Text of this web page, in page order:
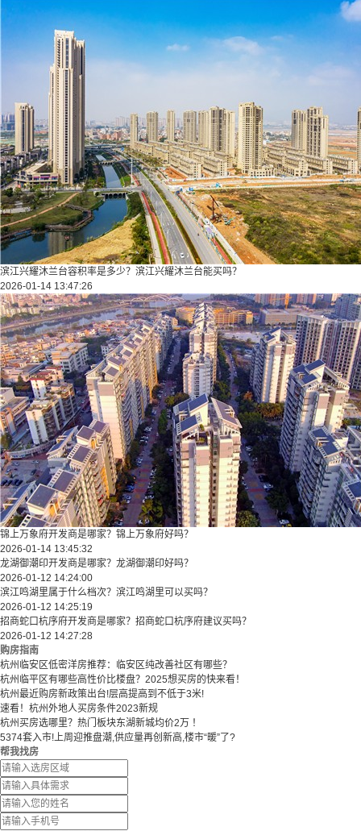
滨江兴耀沐兰台容积率是多少？滨江兴耀沐兰台能买吗？
2026-01-14 13:47:26
锦上万象府开发商是哪家？锦上万象府好吗？
2026-01-14 13:45:32
龙湖御潮印开发商是哪家？龙湖御潮印好吗？
2026-01-12 14:24:00
滨江鸣湖里属于什么档次？滨江鸣湖里可以买吗？
2026-01-12 14:25:19
招商蛇口杭序府开发商是哪家？招商蛇口杭序府建议买吗？
2026-01-12 14:27:28
购房指南
杭州临安区低密洋房推荐：临安区纯改善社区有哪些？
​​杭州临平区有哪些高性价比楼盘？2025想买房的快来看！​
杭州最近购房新政策出台!层高提高到不低于3米!
速看！杭州外地人买房条件2023新规
杭州买房选哪里？热门板块东湖新城均价2万 ！
5374套入市!上周迎推盘潮,供应量再创新高,楼市“暖”了?
帮我找房